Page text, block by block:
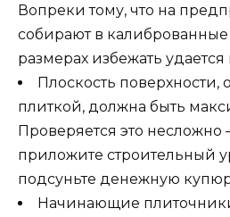
Вопреки тому, что на
собирают в
размерах избежать удается
Плоскость поверхности,
плиткой, должна быть
Проверяется это несложно
приложите строительный
подсуньте денежную
Начинающие